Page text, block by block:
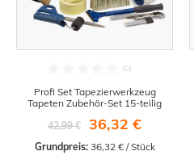
Profi Set Tapezierwerkzeug
Tapeten Zubehör-Set 15-teilig
42,99 €
36,32 €
Grundpreis: 36,32 € / Stück